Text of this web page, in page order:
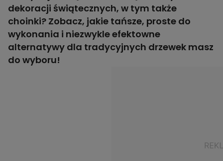
dekoracji świątecznych, w tym także
choinki? Zobacz, jakie tańsze, proste do
wykonania i niezwykle efektowne
alternatywy dla tradycyjnych drzewek masz
do wyboru!